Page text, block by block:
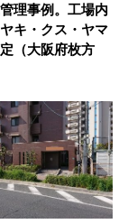
理事例。工場内
キ・クス・ヤマ
（大阪府枚方